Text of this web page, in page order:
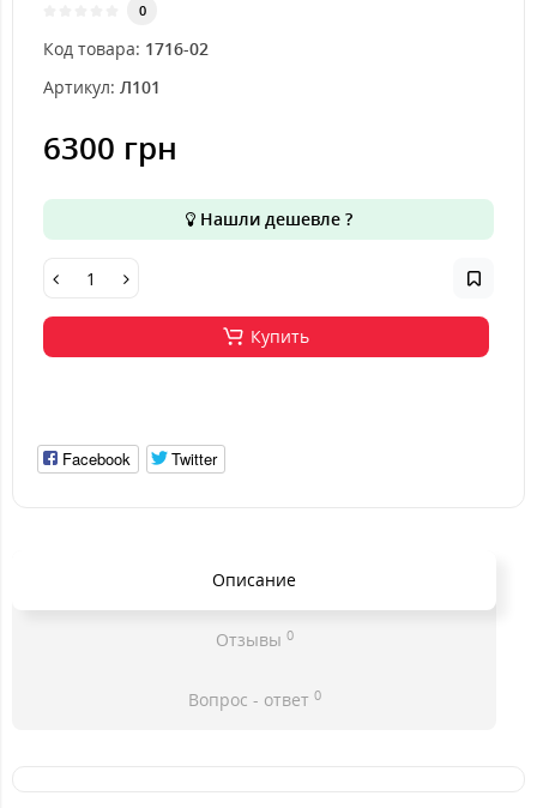
0
Код товара: 1716-02
Артикул: Л101
6300 грн
Нашли дешевле ?
Купить
Facebook Twitter
Описание
Отзывы 0
Вопрос - ответ 0